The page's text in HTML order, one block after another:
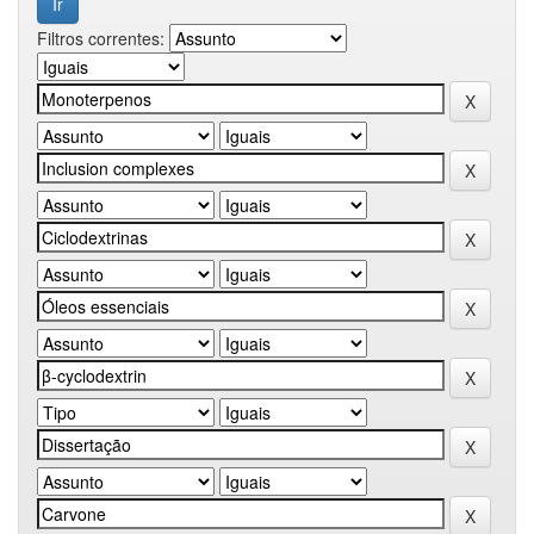
Filtros correntes: